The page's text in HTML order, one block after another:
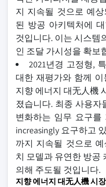
지 지속될 것으로 예
된 방공 아키텍처에
것입니다. 이는 시스템
인 조달 가시성을 확보
2021년경 고정형,
대한 재평가와 함께
지향 에너지 대无人機
졌습니다. 최종 사용자
변화하는 임무 요구
increasingly 요구하고
까지 지속될 것으로
치 모델과 유연한 방공
의해 주도될 것입니다.
지향 에너지 대无人機 시